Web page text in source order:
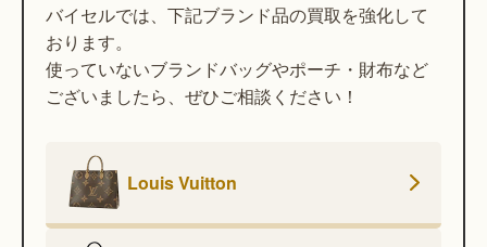
バイセルでは、下記ブランド品の買取を強化して
おります。
使っていないブランドバッグやポーチ・財布など
ございましたら、ぜひご相談ください！
Louis Vuitton